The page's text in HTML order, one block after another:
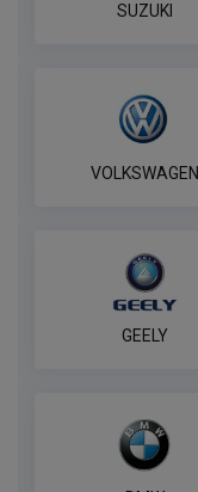
SUZUKI
VOLKSWAGEN
GEELY